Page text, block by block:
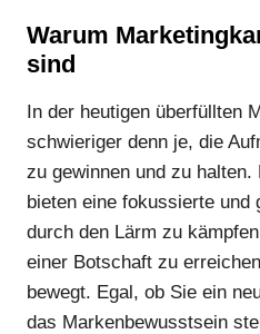
Warum
sind
In der heutigen überfüllten
schwieriger denn je, die
zu gewinnen und zu halten.
bieten eine fokussierte
durch den Lärm zu
einer Botschaft zu
bewegt. Egal, ob Sie ein
das Markenbewusstsein